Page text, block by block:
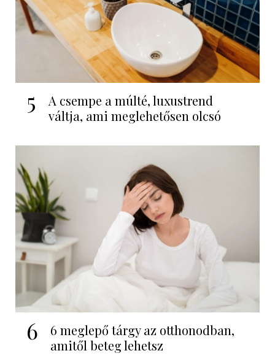
5
A csempe a múlté, luxustrend
váltja, ami meglehetősen olcsó
6
6 meglepő tárgy az otthonodban,
amitől beteg lehetsz